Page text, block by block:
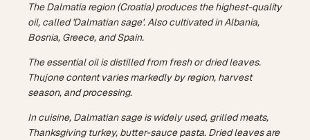
The Dalmatia region (Croatia) produces the highest-quality
oil, called 'Dalmatian sage'. Also cultivated in Albania,
Bosnia, Greece, and Spain.
The essential oil is distilled from fresh or dried leaves.
Thujone content varies markedly by region, harvest
season, and processing.
In cuisine, Dalmatian sage is widely used, grilled meats,
Thanksgiving turkey, butter-sauce pasta. Dried leaves are